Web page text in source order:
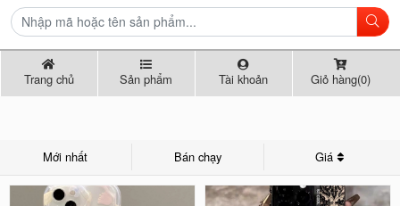
Trang chủ Sản phẩm Tài khoản Giỏ hàng(0)
Mới nhất Bán chạy Giá